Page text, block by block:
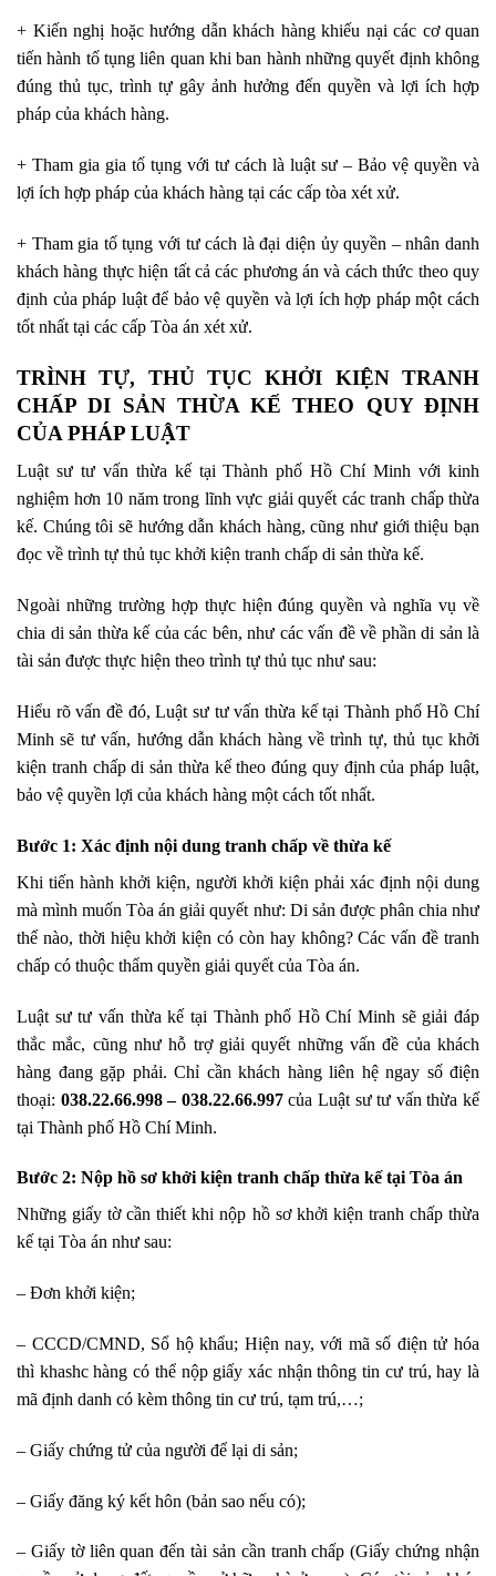
+ Kiến nghị hoặc hướng dẫn khách hàng khiếu nại các cơ quan
tiến hành tố tụng liên quan khi ban hành những quyết định không
đúng thủ tục, trình tự gây ảnh hưởng đến quyền và lợi ích hợp
pháp của khách hàng.
+ Tham gia gia tố tụng với tư cách là luật sư – Bảo vệ quyền và
lợi ích hợp pháp của khách hàng tại các cấp tòa xét xử.
+ Tham gia tố tụng với tư cách là đại diện ủy quyền – nhân danh
khách hàng thực hiện tất cả các phương án và cách thức theo quy
định của pháp luật để bảo vệ quyền và lợi ích hợp pháp một cách
tốt nhất tại các cấp Tòa án xét xử.
TRÌNH TỰ, THỦ TỤC KHỞI KIỆN TRANH
CHẤP DI SẢN THỪA KẾ THEO QUY ĐỊNH
CỦA PHÁP LUẬT
Luật sư tư vấn thừa kế tại Thành phố Hồ Chí Minh với kinh
nghiệm hơn 10 năm trong lĩnh vực giải quyết các tranh chấp thừa
kế. Chúng tôi sẽ hướng dẫn khách hàng, cũng như giới thiệu bạn
đọc về trình tự thủ tục khởi kiện tranh chấp di sản thừa kế.
Ngoài những trường hợp thực hiện đúng quyền và nghĩa vụ về
chia di sản thừa kế của các bên, như các vấn đề về phần di sản là
tài sản được thực hiện theo trình tự thủ tục như sau:
Hiểu rõ vấn đề đó, Luật sư tư vấn thừa kế tại Thành phố Hồ Chí
Minh sẽ tư vấn, hướng dẫn khách hàng về trình tự, thủ tục khởi
kiện tranh chấp di sản thừa kế theo đúng quy định của pháp luật,
bảo vệ quyền lợi của khách hàng một cách tốt nhất.
Bước 1: Xác định nội dung tranh chấp về thừa kế
Khi tiến hành khởi kiện, người khởi kiện phải xác định nội dung
mà mình muốn Tòa án giải quyết như: Di sản được phân chia như
thế nào, thời hiệu khởi kiện có còn hay không? Các vấn đề tranh
chấp có thuộc thẩm quyền giải quyết của Tòa án.
Luật sư tư vấn thừa kế tại Thành phố Hồ Chí Minh sẽ giải đáp
thắc mắc, cũng như hỗ trợ giải quyết những vấn đề của khách
hàng đang gặp phải. Chỉ cần khách hàng liên hệ ngay số điện
thoại: 038.22.66.998 – 038.22.66.997của Luật sư tư vấn thừa kế
tại Thành phố Hồ Chí Minh.
Bước 2: Nộp hồ sơ khởi kiện tranh chấp thừa kế tại Tòa án
Những giấy tờ cần thiết khi nộp hồ sơ khởi kiện tranh chấp thừa
kế tại Tòa án như sau:
– Đơn khởi kiện;
– CCCD/CMND, Sổ hộ khẩu; Hiện nay, với mã số điện tử hóa
thì khashc hàng có thể nộp giấy xác nhận thông tin cư trú, hay là
mã định danh có kèm thông tin cư trú, tạm trú,…;
– Giấy chứng tử của người để lại di sản;
– Giấy đăng ký kết hôn (bản sao nếu có);
– Giấy tờ liên quan đến tài sản cần tranh chấp (Giấy chứng nhận